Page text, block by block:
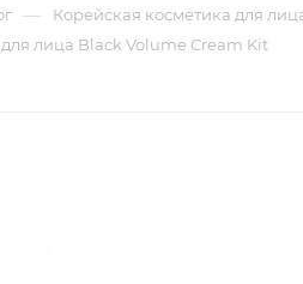
— Корейская косметика для
лица Black Volume Cream Kit